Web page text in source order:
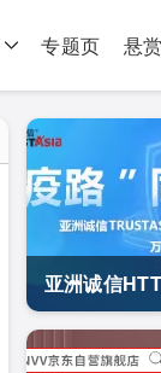
专题页 悬
亚洲诚信